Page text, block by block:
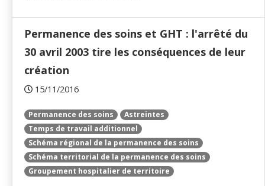
Permanence des soins et GHT : l'arrêté du
30 avril 2003 tire les conséquences de leur
création
15/11/2016
Permanence des soins
Astreintes
Temps de travail additionnel
Schéma régional de la permanence des soins
Schéma territorial de la permanence des soins
Groupement hospitalier de territoire